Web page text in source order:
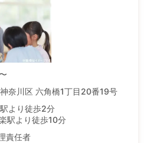
奈川区 六角橋1丁目20番19号
より徒歩2分
駅より徒歩10分
責任者